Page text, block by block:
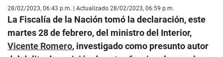
28/02/2023, 06:43 p.m. | Actualizado 28/02/2023, 06:59 p.m.
La Fiscalía de la Nación tomó la declaración, este
martes 28 de febrero, del ministro del Interior,
Vicente Romero, investigado como presunto autor